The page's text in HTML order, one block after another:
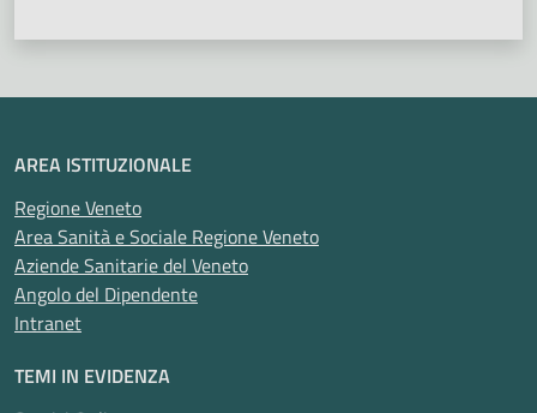
AREA ISTITUZIONALE
Regione Veneto
Area Sanità e Sociale Regione Veneto
Aziende Sanitarie del Veneto
Angolo del Dipendente
Intranet
TEMI IN EVIDENZA